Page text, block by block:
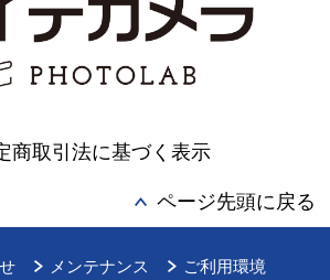
商取引法に基づく表示
ページ先頭に戻る
メンテナンス ご利用環境